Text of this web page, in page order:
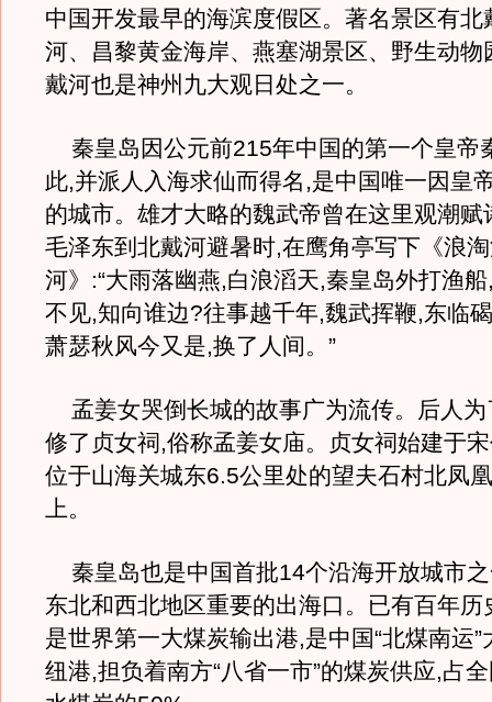
中国开发最早的海滨度假区。著名景区有北
河、昌黎黄金海岸、燕塞湖景区、野生动物
戴河也是神州九大观日处之一。
秦皇岛因公元前215年中国的第一个皇帝
此,并派人入海求仙而得名,是中国唯一因皇
的城市。雄才大略的魏武帝曾在这里观潮
毛泽东到北戴河避暑时,在鹰角亭写下《浪淘
河》:“大雨落幽燕,白浪滔天,秦皇岛外打渔
不见,知向谁边?往事越千年,魏武挥鞭,东临
萧瑟秋风今又是,换了人间。”
孟姜女哭倒长城的故事广为流传。后人为
修了贞女祠,俗称孟姜女庙。贞女祠始建于
位于山海关城东6.5公里处的望夫石村北凤
上。
秦皇岛也是中国首批14个沿海开放城市
东北和西北地区重要的出海口。已有百年历
是世界第一大煤炭输出港,是中国“北煤南运
纽港,担负着南方“八省一市”的煤炭供应,占